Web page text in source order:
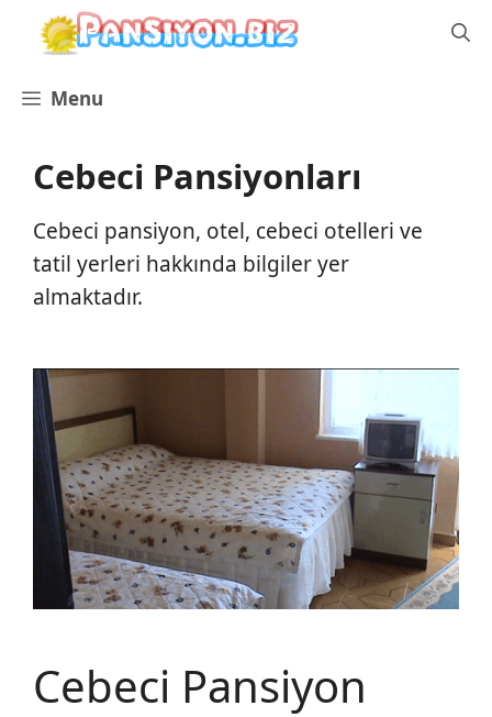
İçeriğe
Menu
Cebeci Pansiyonları
Cebeci pansiyon, otel, cebeci otelleri ve
tatil yerleri hakkında bilgiler yer
almaktadır.
Cebeci Pansiyon